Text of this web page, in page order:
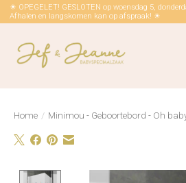
☀ OPEGELET! GESLOTEN op woensdag 5,
Afhalen en langskomen kan op afspraak! ☀
Home / Minimou - Geboortebord - Oh
Product image